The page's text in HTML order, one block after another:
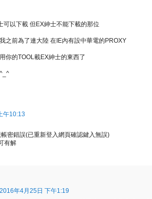
可以下載 但EX紳士不能下載的那位
之前為了連大陸 在IE內有設中華電的PROXY
你的TOOL載EX紳士的東西了
午10:13
密錯誤(已重新登入網頁確認鍵入無誤)
有解
2016年4月25日 下午1:19